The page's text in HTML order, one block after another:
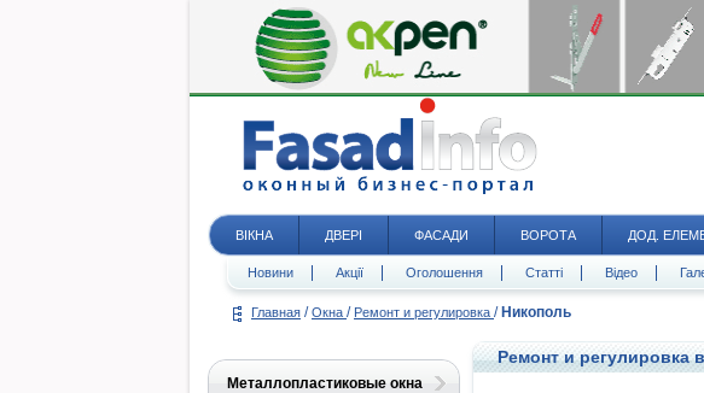
ВІКНА ДВЕРІ ФАСАДИ ВОРОТА ДОД.
Новини Акції Оголошення Статті Відео
Главная / Окна / Ремонт и регулировка / Никополь
Металлопластиковые окна
Ремонт и регулировка